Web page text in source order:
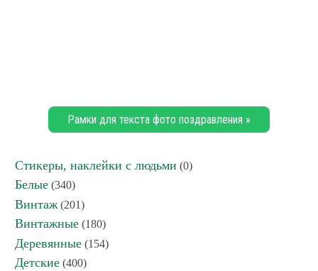
Рамки для текста фото поздравления »
Стикеры, наклейки с людьми (0)
Белые (340)
Винтаж (201)
Винтажные (180)
Деревянные (154)
Детские (400)